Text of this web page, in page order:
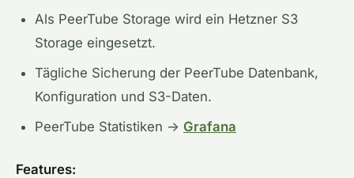
Als PeerTube Storage wird ein Hetzner S3
Storage eingesetzt.
Tägliche Sicherung der PeerTube Datenbank,
Konfiguration und S3-Daten.
PeerTube Statistiken -> Grafana
Features: